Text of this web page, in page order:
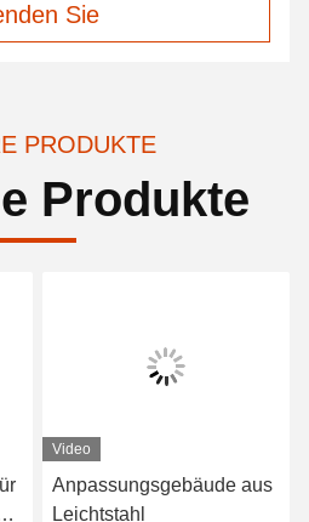
Sie
PRODUKTE
Produkte
Video
Anpassungsgebäude aus
Leichtstahl